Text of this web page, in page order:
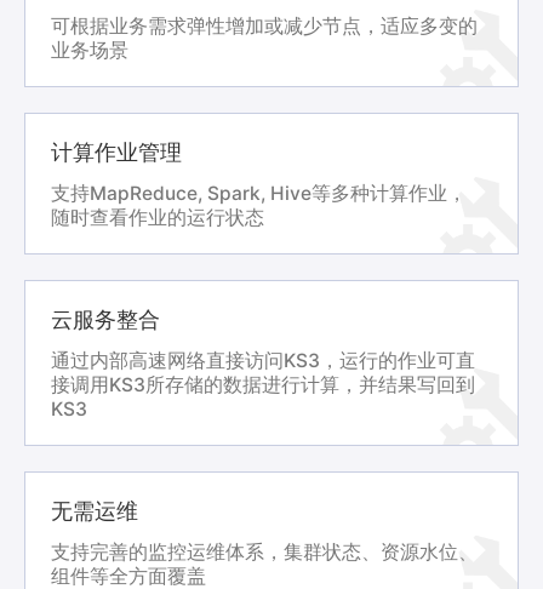
可根据业务需求弹性增加或减少节点，适应多变的
业务场景
计算作业管理
支持MapReduce, Spark, Hive等多种计算作业，
随时查看作业的运行状态
云服务整合
通过内部高速网络直接访问KS3，运行的作业可直
接调用KS3所存储的数据进行计算，并结果写回到
KS3
无需运维
支持完善的监控运维体系，集群状态、资源水位、
组件等全方面覆盖